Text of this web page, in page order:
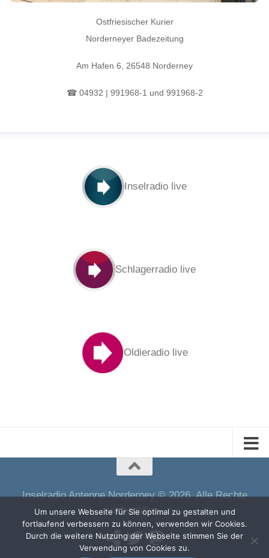
Ostfriesischer Kurier
Norderneyer Badezeitung
Am Hafen 6, 26548 Norderney
☎ 04932 | 991968-1 und 991968-2
Inselradio live
Schlagerradio live
Oldieradio live
Inselradio Antenne Norderney © 2026. Alle Rechte
vorbehalten.
Um unsere Webseite für Sie optimal zu gestalten und
fortlaufend verbessern zu können, verwenden wir Cookies.
Durch die weitere Nutzung der Webseite stimmen Sie der
Verwendung von Cookies zu.